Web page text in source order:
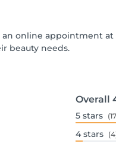
online appointment
beauty needs.
Overall
5 stars
4 stars